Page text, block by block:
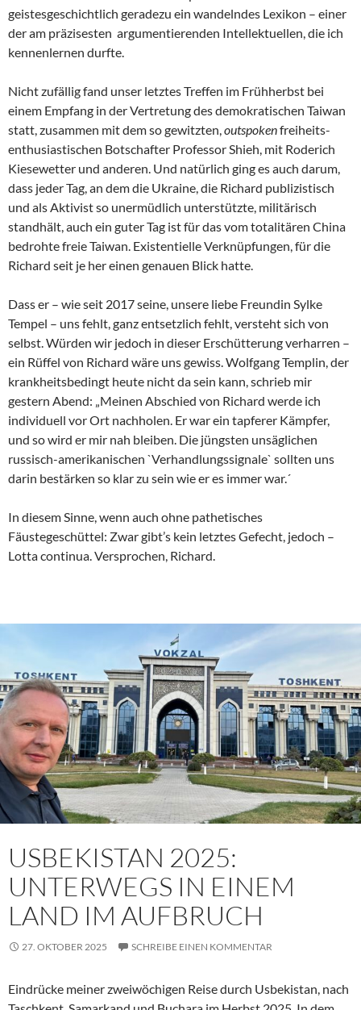
geistesgeschichtlich geradezu ein wandelndes Lexikon – einer
der am präzisesten argumentierenden Intellektuellen, die ich
kennenlernen durfte.
Nicht zufällig fand unser letztes Treffen im Frühherbst bei
einem Empfang in der Vertretung des demokratischen Taiwan
statt, zusammen mit dem so gewitzten,outspokenfreiheits-
enthusiastischen Botschafter Professor Shieh, mit Roderich
Kiesewetter und anderen. Und natürlich ging es auch darum,
dass jeder Tag, an dem die Ukraine, die Richard publizistisch
und als Aktivist so unermüdlich unterstützte, militärisch
standhält, auch ein guter Tag ist für das vom totalitären China
bedrohte freie Taiwan. Existentielle Verknüpfungen, für die
Richard seit je her einen genauen Blick hatte.
Dass er – wie seit 2017 seine, unsere liebe Freundin Sylke
Tempel – uns fehlt, ganz entsetzlich fehlt, versteht sich von
selbst. Würden wir jedoch in dieser Erschütterung verharren –
ein Rüffel von Richard wäre uns gewiss. Wolfgang Templin, der
krankheitsbedingt heute nicht da sein kann, schrieb mir
gestern Abend: „Meinen Abschied von Richard werde ich
individuell vor Ort nachholen. Er war ein tapferer Kämpfer,
und so wird er mir nah bleiben. Die jüngsten unsäglichen
russisch-amerikanischen `Verhandlungssignale` sollten uns
darin bestärken so klar zu sein wie er es immer war.´
In diesem Sinne, wenn auch ohne pathetisches
Fäustegeschüttel: Zwar gibt’s kein letztes Gefecht, jedoch –
Lotta continua. Versprochen, Richard.
USBEKISTAN 2025:
UNTERWEGS IN EINEM
LAND IM AUFBRUCH
27. OKTOBER 2025 SCHREIBE EINEN KOMMENTAR
Eindrücke meiner zweiwöchigen Reise durch Usbekistan, nach